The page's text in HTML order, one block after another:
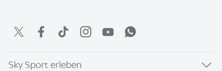
Sky Sport erleben